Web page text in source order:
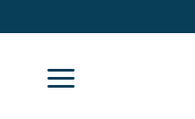
ai
contenuti